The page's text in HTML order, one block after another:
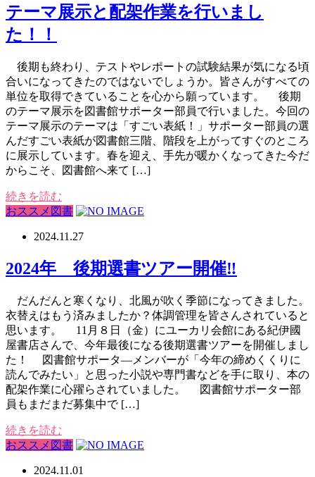
テーマ展示と配架作業を行いまし
た！！
後期も終わり、テストやレポートの試験結果が気になる頃
合いになってきたのではないでしょうか。皆さんがすべての
単位を取得できていることを心から願っています。 後期
のテーマ展示を図書館サポーター部員で行いました。今回の
テーマ展示のテーマは「すごい表紙！」サポーター部員の選
んだすごい表紙が図書館三階、階段を上がってすぐのところ
に展示しています。春を迎え、手先が暖かくなってきた今だ
からこそ、図書館へ来て […]
続きを読む
おススメ図書
2024.11.27
2024年 後期選書ツアー開催‼
だんだんと寒くなり、北風が吹く季節になってきました。
衣替えはもう済みましたか？体調管理を皆さんされていると
思います。 11月８日（金）にユーカリ会館にある紀伊國
屋書店さんで、今年最後になる後期選書ツアーを開催しまし
た！ 図書館サポータ―メンバーが「今年の締めくくりに
読んでみたい」と思った小説や専門書などを手に取り、本の
配架作業に心躍らされていました。 図書館サポーター部
員もまだまだ募集中で […]
続きを読む
おススメ図書
2024.11.01